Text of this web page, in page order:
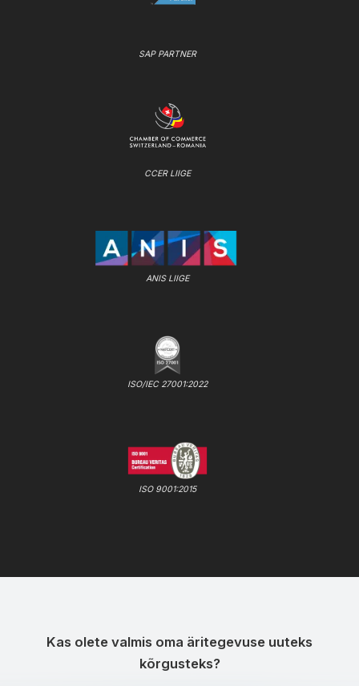
SAP PARTNER
CCER LIIGE
ANIS LIIGE
ISO/IEC 27001:2022
ISO 9001:2015
Kas olete valmis oma äritegevuse uuteks
kõrgusteks?